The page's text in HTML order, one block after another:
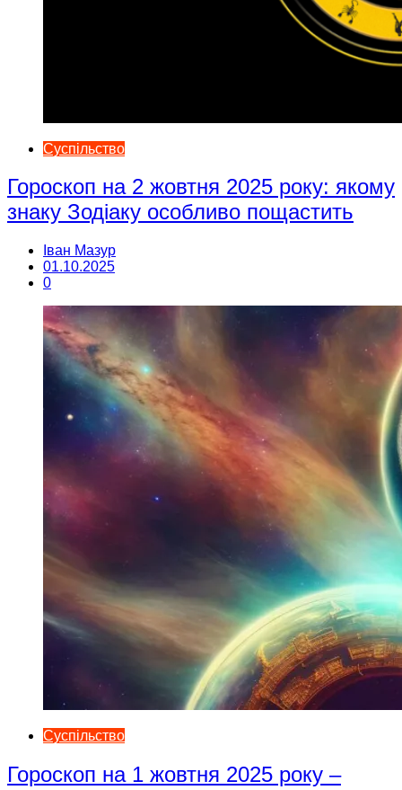
Суспільство
Гороскоп на 2 жовтня 2025 року: якому
знаку Зодіаку особливо пощастить
Іван Мазур
01.10.2025
0
Суспільство
Гороскоп на 1 жовтня 2025 року –